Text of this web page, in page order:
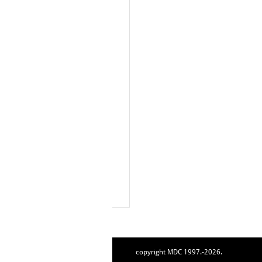
copyright MDC 1997.-2026.